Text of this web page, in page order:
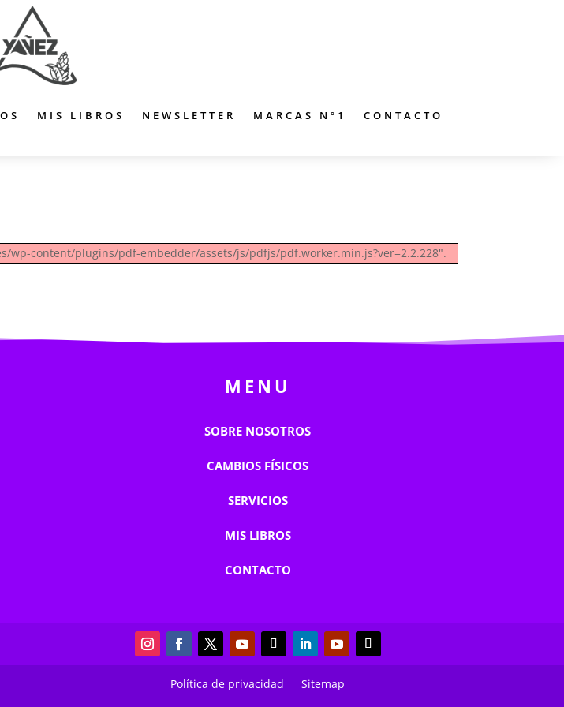
MIS LIBROS NEWSLETTER MARCAS Nº1 CONTACTO
wp-content/plugins/pdf-embedder/assets/js/pdfjs/pdf.worker.min.js?ver=2.2.228".
MENU
SOBRE NOSOTROS
CAMBIOS FÍSICOS
SERVICIOS
MIS LIBROS
CONTACTO
Política de privacidad Sitemap